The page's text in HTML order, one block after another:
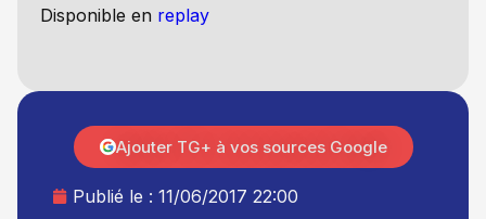
Disponible en replay
Publié le : 11/06/2017 22:00
Ajouter TG+ à vos sources Google